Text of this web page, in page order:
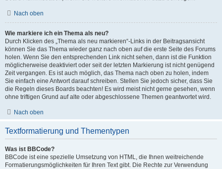
Nach oben
Wie markiere ich ein Thema als neu?
Durch Klicken des „Thema als neu markieren“-Links in der Beitragsansicht
können Sie das Thema wieder ganz nach oben auf die erste Seite des Forums
holen. Wenn Sie den entsprechenden Link nicht sehen, dann ist die Funktion
möglicherweise deaktiviert oder seit der letzten Markierung ist nicht genügend
Zeit vergangen. Es ist auch möglich, das Thema nach oben zu holen, indem
Sie einfach eine Antwort darauf schreiben. Stellen Sie jedoch sicher, dass Sie
die Regeln dieses Boards beachten! Es wird meist nicht gerne gesehen, wenn
ohne triftigen Grund auf alte oder abgeschlossene Themen geantwortet wird.
Nach oben
Textformatierung und Thementypen
Was ist BBCode?
BBCode ist eine spezielle Umsetzung von HTML, die Ihnen weitreichende
Formatierungsmöglichkeiten für Ihren Text gibt. Die Rechte zur Verwendung